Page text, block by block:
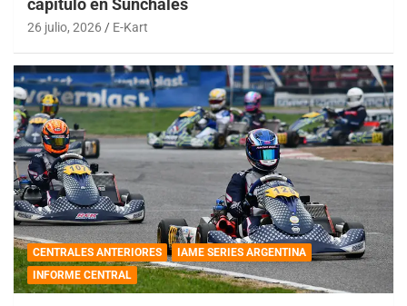
capítulo en Sunchales
26 julio, 2026 E-Kart
CENTRALES ANTERIORES
IAME SERIES ARGENTINA
INFORME CENTRAL